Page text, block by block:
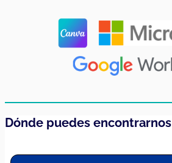
Dónde puedes encontrarnos